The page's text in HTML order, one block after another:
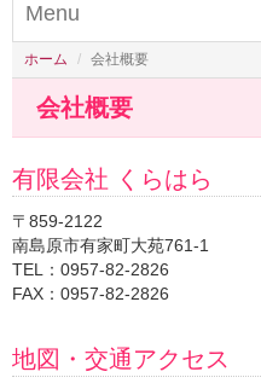
Menu
ホーム 会社概要
会社概要
有限会社 くらはら
〒859-2122
南島原市有家町大苑761-1
TEL：0957-82-2826
FAX：0957-82-2826
地図・交通アクセス